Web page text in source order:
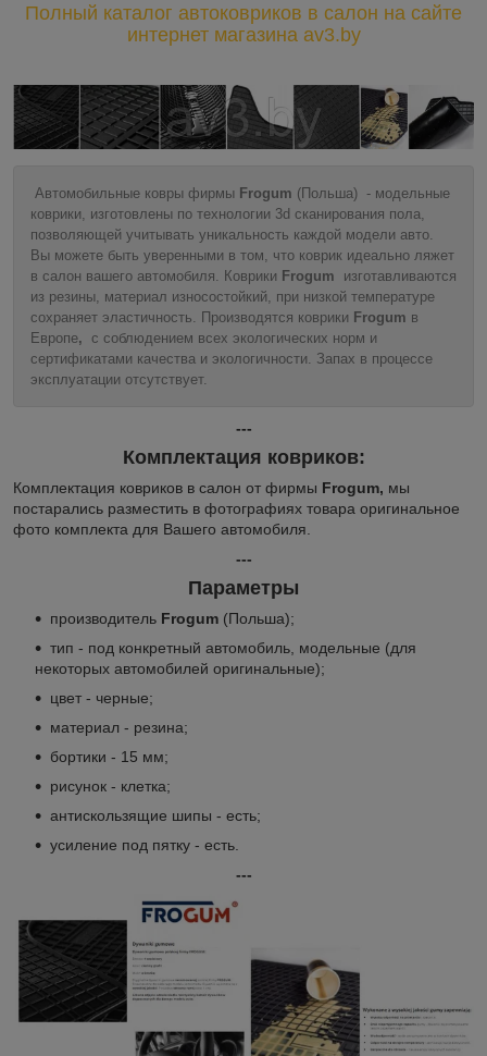
Полный каталог автоковриков в салон на сайте
интернет магазина av3.by
Автомобильные ковры фирмы Frogum (Польша) - модельные
коврики, изготовлены по технологии 3d сканирования пола,
позволяющей учитывать уникальность каждой модели авто.
Вы можете быть уверенными в том, что коврик идеально ляжет
в салон вашего автомобиля. Коврики Frogum изготавливаются
из резины, материал износостойкий, при низкой температуре
сохраняет эластичность. Производятся коврики Frogum в
Европе, с соблюдением всех экологических норм и
сертификатами качества и экологичности. Запах в процессе
эксплуатации отсутствует.
---
Комплектация ковриков:
Комплектация ковриков в салон от фирмы Frogum, мы
постарались разместить в фотографиях товара оригинальное
фото комплекта для Вашего автомобиля.
---
Параметры
производитель Frogum (Польша);
тип - под конкретный автомобиль, модельные (для
некоторых автомобилей оригинальные);
цвет - черные;
материал - резина;
бортики - 15 мм;
рисунок - клетка;
антискользящие шипы - есть;
усиление под пятку - есть.
---